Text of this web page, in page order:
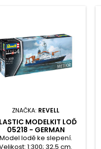
ZNAČKA: REVELL
MODELKIT LOĎ
05218 - GERMAN
VESSEL METEOR
(1:300)
Model lodě ke slepení.
1:300; 32,5 cm.